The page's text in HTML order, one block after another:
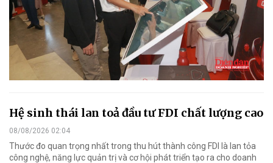
Hệ sinh thái lan toả đầu tư FDI chất lượng cao
08/08/2026 02:04
Thước đo quan trọng nhất trong thu hút thành công FDI là lan tỏa
công nghệ, năng lực quản trị và cơ hội phát triển tạo ra cho doanh